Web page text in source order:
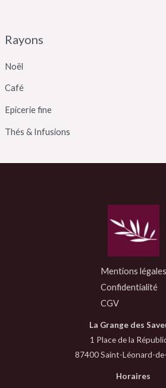
Rayons
Noël
Café
Epicerie fine
Thés & Infusions
Mentions légales
Confidentialité
CGV
La Grange des
1 Place de la
87400 Saint-Léonard-
Horaires